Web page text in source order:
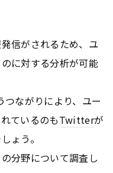
信がされるため、ユ
に対する分析が可能
ながりにより、ユー
ているのもTwitterが
ょう。
分野について調査し